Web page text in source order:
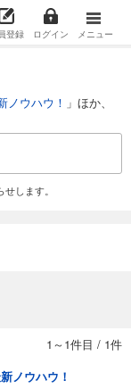
登録 ログイン メニュー
ウハウ！ 」ほか、
します。
1～1件目 / 1件
ノウハウ！